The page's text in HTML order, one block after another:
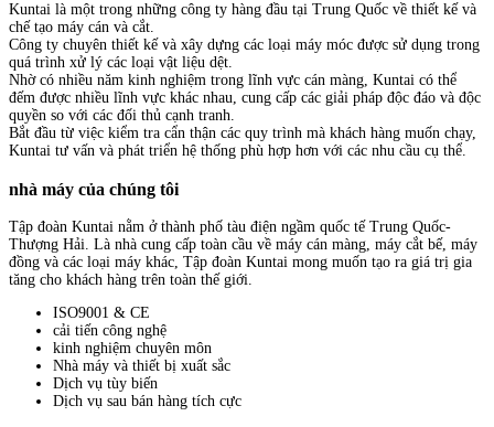
Kuntai là một trong những công ty hàng đầu tại Trung Quốc về thiết kế và
chế tạo máy cán và cắt.
Công ty chuyên thiết kế và xây dựng các loại máy móc được sử dụng trong
quá trình xử lý các loại vật liệu dệt.
Nhờ có nhiều năm kinh nghiệm trong lĩnh vực cán màng, Kuntai có thể
đếm được nhiều lĩnh vực khác nhau, cung cấp các giải pháp độc đáo và độc
quyền so với các đối thủ cạnh tranh.
Bắt đầu từ việc kiểm tra cẩn thận các quy trình mà khách hàng muốn chạy,
Kuntai tư vấn và phát triển hệ thống phù hợp hơn với các nhu cầu cụ thể.
nhà máy của chúng tôi
Tập đoàn Kuntai nằm ở thành phố tàu điện ngầm quốc tế Trung Quốc-
Thượng Hải. Là nhà cung cấp toàn cầu về máy cán màng, máy cắt bế, máy
đồng và các loại máy khác, Tập đoàn Kuntai mong muốn tạo ra giá trị gia
tăng cho khách hàng trên toàn thế giới.
ISO9001 & CE
cải tiến công nghệ
kinh nghiệm chuyên môn
Nhà máy và thiết bị xuất sắc
Dịch vụ tùy biến
Dịch vụ sau bán hàng tích cực